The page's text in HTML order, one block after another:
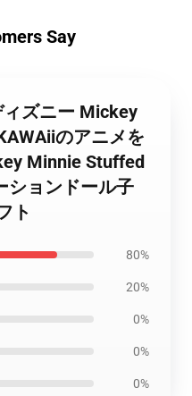
Say
ズニー Mickey
のアニメを
Minnie Stuffed
ションドール子
ト
80%
20%
0%
0%
0%